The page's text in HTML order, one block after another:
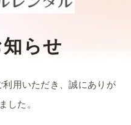
らせ
利用いただき、誠にありが
した。